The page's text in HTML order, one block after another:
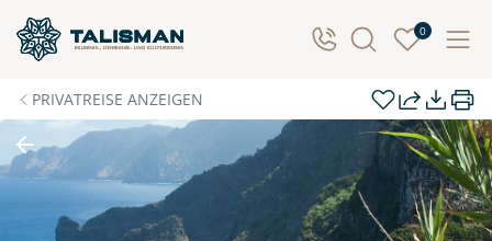
0
PRIVATREISE ANZEIGEN
Individuelle Anfrage
Herzlichen Dank für Ihre Kontaktaufnahme! Ihr Urlaub
- so individuell wie Sie. Teilen Sie uns Ihre
Wunschtermine für die Reise mit. Wir prüfen die
Verfügbarkeit und kontaktieren Sie, um alles Weitere
zu besprechen. Gemeinsam gestalten wir Ihre
Traumreise.